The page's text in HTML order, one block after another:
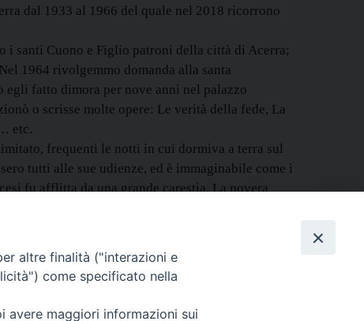
dal 1933 al 1966 del quale nel 2018 ricorrono
i santi Cuono e Figlio patroni della città di Acerra;
1964 rivolgemmo domanda alla santa
fatto dimora per nove anni nel palazzo
o scrisse molte opere: Le verità della fede, La
etc.
frequenti le notti in cui dormiva a terra sul
tutti alle sue udienze, ed è immaginabile come i
fu afflitta da una grande carestia. La povera
due anelli di valore che gli erano stati regalati e
altre finalità ("interazioni e
come specificato nella
avere maggiori informazioni sui